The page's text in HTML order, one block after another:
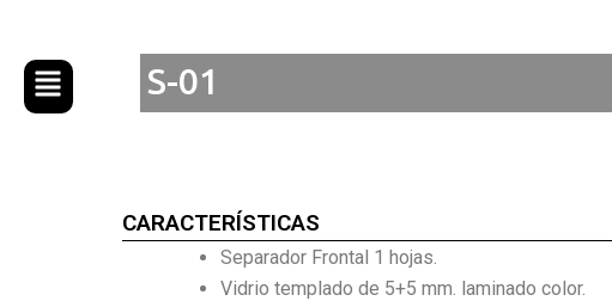
contenido
S-01
CARACTERÍSTICAS
Separador Frontal 1 hojas.
Vidrio templado de 5+5 mm. laminado color.